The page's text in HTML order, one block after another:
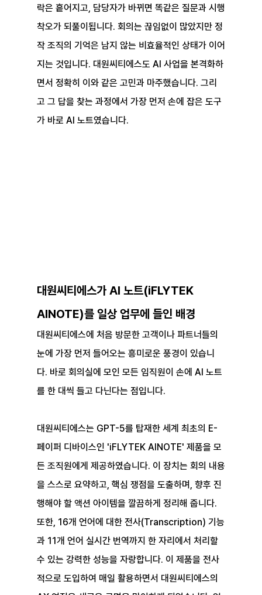
락은 흩어지고, 담당자가 바뀌면 똑같은 질문과 시행
착오가 되풀이됩니다. 회의는 끊임없이 많았지만 정
작 조직의 기억은 남지 않는 비효율적인 상태가 이어
지는 것입니다. 대원씨티에스도 AI 사업을 본격화하
면서 정확히 이와 같은 고민과 마주했습니다. 그리
고 그 답을 찾는 과정에서 가장 먼저 손에 잡은 도구
가 바로 AI 노트였습니다.
대원씨티에스가 AI 노트(iFLYTEK
AINOTE)를 일상 업무에 들인 배경
대원씨티에스에 처음 방문한 고객이나 파트너들의
눈에 가장 먼저 들어오는 흥미로운 풍경이 있습니
다. 바로 회의실에 모인 모든 임직원이 손에 AI 노트
를 한 대씩 들고 다닌다는 점입니다.
대원씨티에스는 GPT-5를 탑재한 세계 최초의 E-
페이퍼 디바이스인 'iFLYTEK AINOTE' 제품을 모
든 조직원에게 제공하였습니다. 이 장치는 회의 내용
을 스스로 요약하고, 핵심 쟁점을 도출하며, 향후 진
행해야 할 액션 아이템을 깔끔하게 정리해 줍니다.
또한, 16개 언어에 대한 전사(Transcription) 기능
과 11개 언어 실시간 번역까지 한 자리에서 처리할
수 있는 강력한 성능을 자랑합니다. 이 제품을 전사
적으로 도입하여 매일 활용하면서 대원씨티에스의